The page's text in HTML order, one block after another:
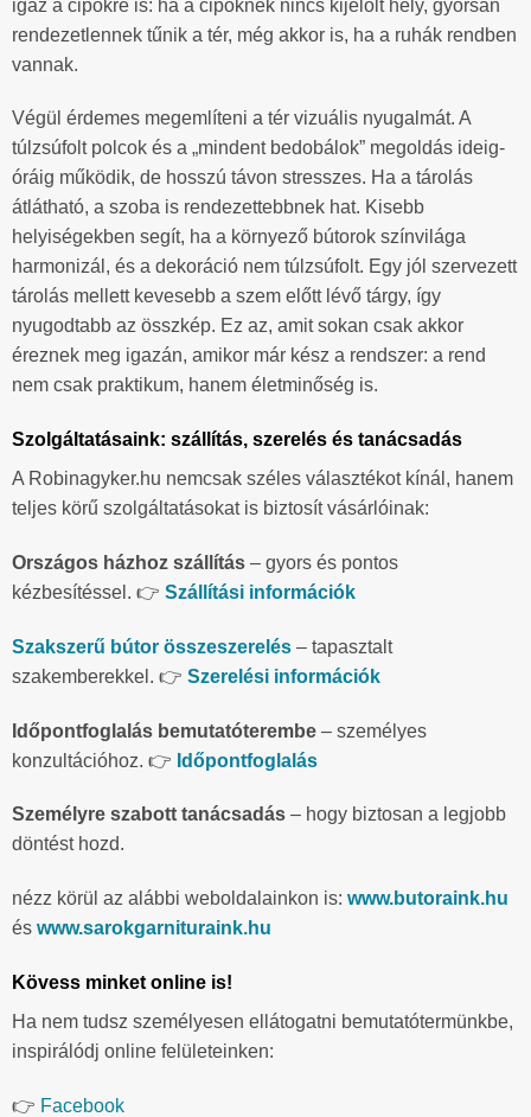
igaz a cipőkre is: ha a cipőknek nincs kijelölt hely, gyorsan
rendezetlennek tűnik a tér, még akkor is, ha a ruhák rendben
vannak.
Végül érdemes megemlíteni a tér vizuális nyugalmát. A
túlzsúfolt polcok és a „mindent bedobálok” megoldás ideig-
óráig működik, de hosszú távon stresszes. Ha a tárolás
átlátható, a szoba is rendezettebbnek hat. Kisebb
helyiségekben segít, ha a környező bútorok színvilága
harmonizál, és a dekoráció nem túlzsúfolt. Egy jól szervezett
tárolás mellett kevesebb a szem előtt lévő tárgy, így
nyugodtabb az összkép. Ez az, amit sokan csak akkor
éreznek meg igazán, amikor már kész a rendszer: a rend
nem csak praktikum, hanem életminőség is.
Szolgáltatásaink: szállítás, szerelés és tanácsadás
A Robinagyker.hu nemcsak széles választékot kínál, hanem
teljes körű szolgáltatásokat is biztosít vásárlóinak:
Országos házhoz szállítás – gyors és pontos
kézbesítéssel. 👉 Szállítási információk
Szakszerű bútor összeszerelés – tapasztalt
szakemberekkel. 👉 Szerelési információk
Időpontfoglalás bemutatóterembe – személyes
konzultációhoz. 👉 Időpontfoglalás
Személyre szabott tanácsadás – hogy biztosan a legjobb
döntést hozd.
nézz körül az alábbi weboldalainkon is: www.butoraink.hu
és www.sarokgarnituraink.hu
Kövess minket online is!
Ha nem tudsz személyesen ellátogatni bemutatótermünkbe,
inspirálódj online felületeinken:
👉 Facebook